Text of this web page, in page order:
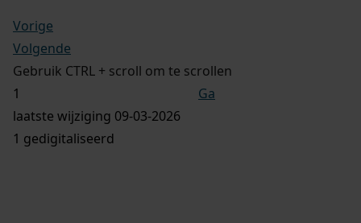
Vorige
Volgende
Gebruik CTRL + scroll om te scrollen
Ga
laatste wijziging 09-03-2026
1 gedigitaliseerd